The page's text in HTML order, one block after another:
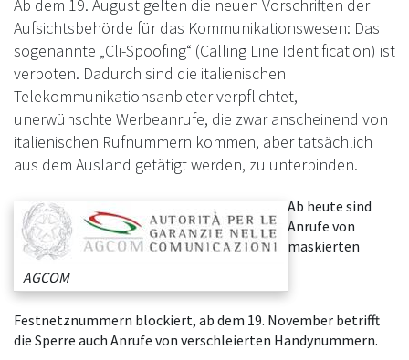
Ab dem 19. August gelten die neuen Vorschriften der
Aufsichtsbehörde für das Kommunikationswesen: Das
sogenannte „Cli-Spoofing“ (Calling Line Identification) ist
verboten. Dadurch sind die italienischen
Telekommunikationsanbieter verpflichtet,
unerwünschte Werbeanrufe, die zwar anscheinend von
italienischen Rufnummern kommen, aber tatsächlich
aus dem Ausland getätigt werden, zu unterbinden.
AGCOM
Ab heute sind
Anrufe von
maskierten
Festnetznummern blockiert, ab dem 19. November betrifft
die Sperre auch Anrufe von verschleierten Handynummern.